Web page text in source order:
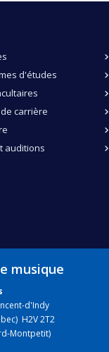
d'études
carrière
auditions
musique
d'Indy
H2V 2T2
Montpetit)